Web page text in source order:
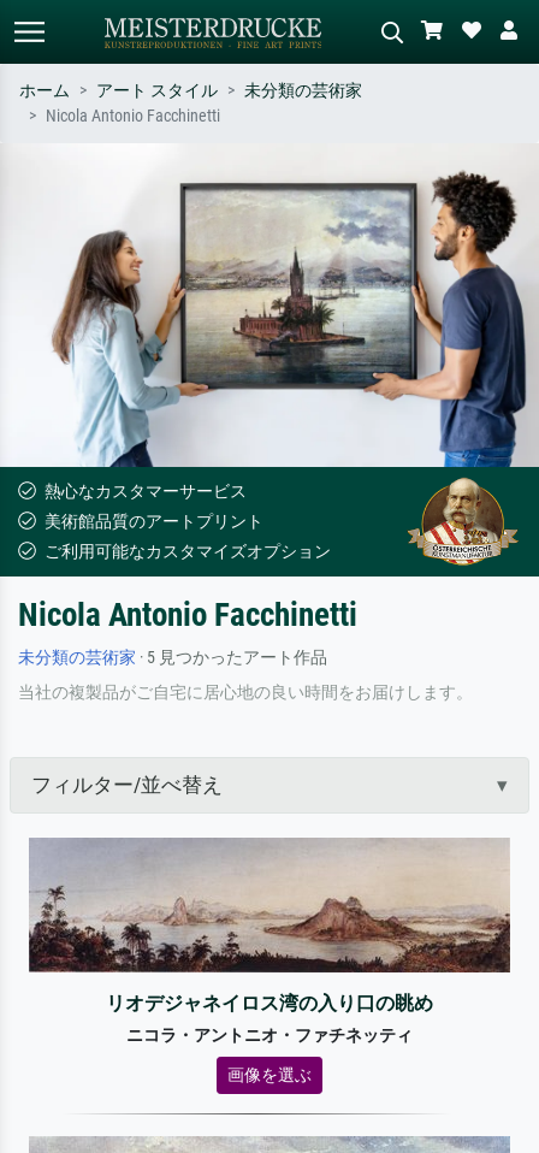
– 例：モネ、星月夜、印象派、北
シーンを説明してください – 例：
緑の草原、赤の多い抽象画、暗い
油絵、木のそばの立ち姿のヌー
ド。
ホーム アート スタイル
未分類の芸術家
Nicola Antonio Facchinetti
熱心なカスタマーサービス
美術館品質のアートプリント
ご利用可能なカスタマイズオプション
Nicola Antonio Facchinetti
未分類の芸術家 · 5 見つかったアート作品
当社の複製品がご自宅に居心地の良い時間をお届けします。
フィルター/並べ替え
リオデジャネイロス湾の入り口の眺め
ニコラ・アントニオ・ファチネッティ
画像を選ぶ